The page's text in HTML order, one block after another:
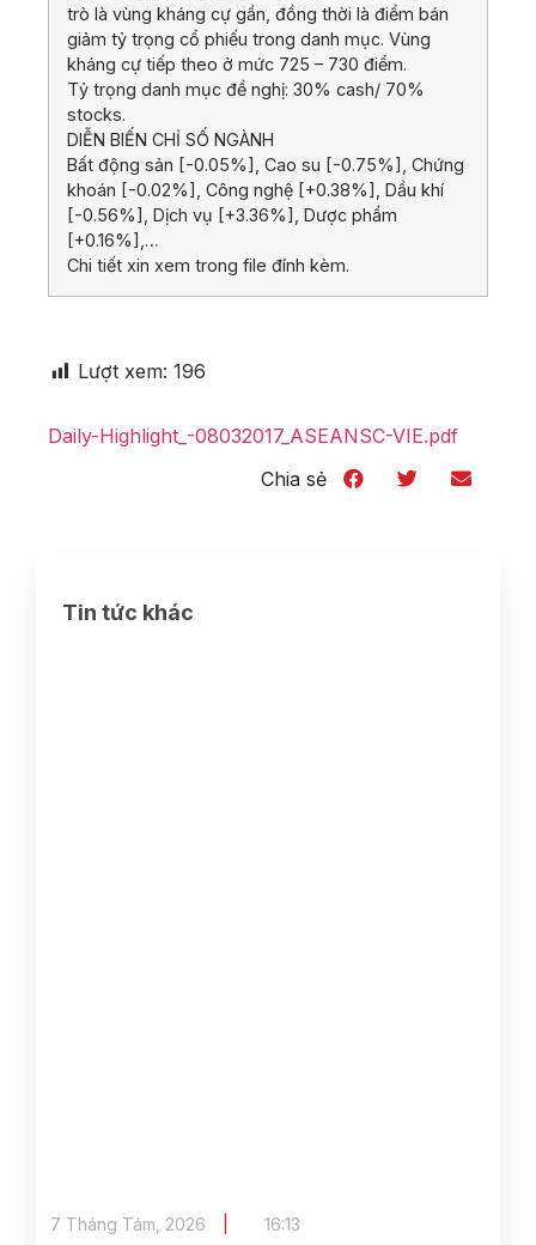
trò là vùng kháng cự gần, đồng thời là điểm bán
giảm tỷ trọng cổ phiếu trong danh mục. Vùng
kháng cự tiếp theo ở mức 725 – 730 điểm.
Tỷ trọng danh mục đề nghị: 30% cash/ 70%
stocks.
DIỄN BIẾN CHỈ SỐ NGÀNH
Bất động sản [-0.05%], Cao su [-0.75%], Chứng
khoán [-0.02%], Công nghệ [+0.38%], Dầu khí
[-0.56%], Dịch vụ [+3.36%], Dược phẩm
[+0.16%],…
Chi tiết xin xem trong file đính kèm.
Lượt xem: 196
Daily-Highlight_-08032017_ASEANSC-VIE.pdf
Chia sẻ
Tin tức khác
7 Tháng Tám, 2026 16:13